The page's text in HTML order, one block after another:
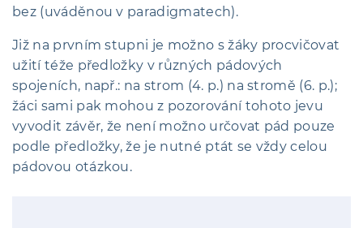
bez (uváděnou v paradigmatech).
Již na prvním stupni je možno s žáky procvičovat
užití téže předložky v různých pádových
spojeních, např.: na strom (4. p.) na stromě (6. p.);
žáci sami pak mohou z pozorování tohoto jevu
vyvodit závěr, že není možno určovat pád pouze
podle předložky, že je nutné ptát se vždy celou
pádovou otázkou.